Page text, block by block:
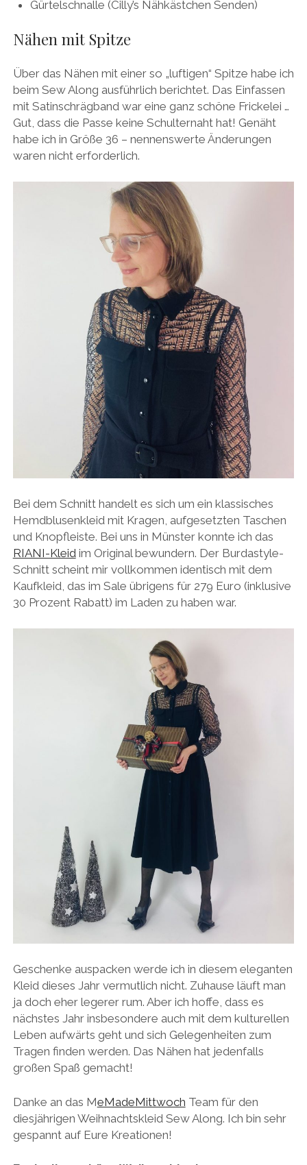
Gürtelschnalle (Cilly’s Nähkästchen Senden)
Nähen mit Spitze
Über das Nähen mit einer so „luftigen“ Spitze habe ich
beim Sew Along ausführlich berichtet. Das Einfassen
mit Satinschrägband war eine ganz schöne Frickelei …
Gut, dass die Passe keine Schulternaht hat! Genäht
habe ich in Größe 36 – nennenswerte Änderungen
waren nicht erforderlich.
Bei dem Schnitt handelt es sich um ein klassisches
Hemdblusenkleid mit Kragen, aufgesetzten Taschen
und Knopfleiste. Bei uns in Münster konnte ich das
RIANI-Kleidim Original bewundern. Der Burdastyle-
Schnitt scheint mir vollkommen identisch mit dem
Kaufkleid, das im Sale übrigens für 279 Euro (inklusive
30 Prozent Rabatt) im Laden zu haben war.
Geschenke auspacken werde ich in diesem eleganten
Kleid dieses Jahr vermutlich nicht. Zuhause läuft man
ja doch eher legerer rum. Aber ich hoffe, dass es
nächstes Jahr insbesondere auch mit dem kulturellen
Leben aufwärts geht und sich Gelegenheiten zum
Tragen finden werden. Das Nähen hat jedenfalls
großen Spaß gemacht!
Danke an das MeMadeMittwoch Team für den
diesjährigen Weihnachtskleid Sew Along. Ich bin sehr
gespannt auf Eure Kreationen!